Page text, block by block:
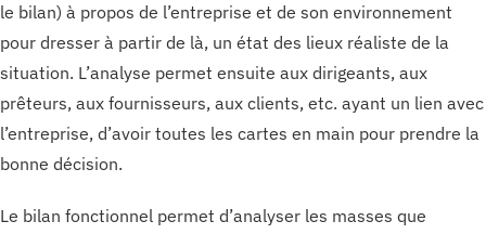
le bilan) à propos de l’entreprise et de son environnement
pour dresser à partir de là, un état des lieux réaliste de la
situation. L’analyse permet ensuite aux dirigeants, aux
prêteurs, aux fournisseurs, aux clients, etc. ayant un lien avec
l’entreprise, d’avoir toutes les cartes en main pour prendre la
bonne décision.
Le bilan fonctionnel permet d’analyser les masses que